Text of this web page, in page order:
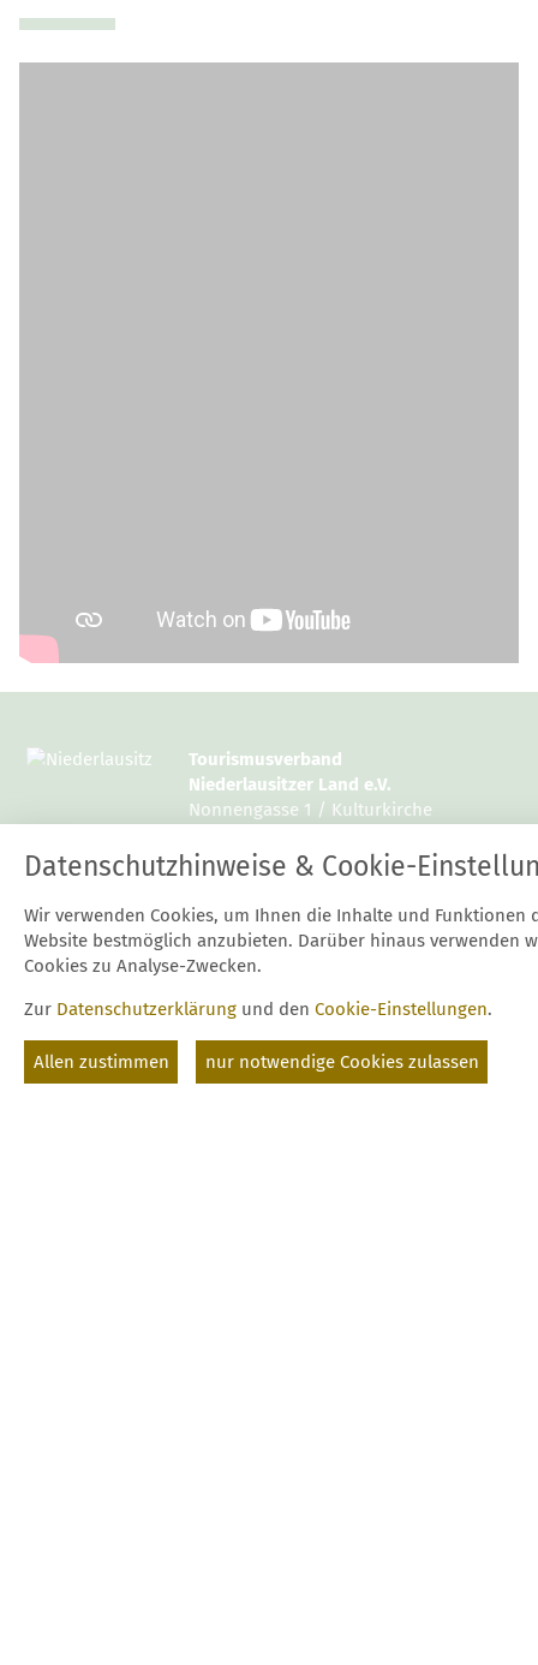
Tourismusverband
Niederlausitzer Land e.V.
Nonnengasse 1 / Kulturkirche
Fax: 03544 / 12997 20
E-Mail:mail@niederlausitz.com
Cookie-Einstellungen
Datenschutzhinweise & Cookie-
Wir verwenden Cookies, um Ihnen die Inhalte und Funktionen
Website bestmöglich anzubieten. Darüber hinaus verwenden
Cookies zu Analyse-Zwecken.
Zur Datenschutzerklärung und den Cookie-Einstellungen.
Allen zustimmen nur notwendige Cookies zulassen